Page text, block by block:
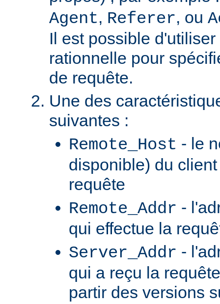
Agent, Referer, ou
Il est possible
rationnelle pour
de requête.
Une des
suivantes :
Remote_Host - le
disponible) du
requête
Remote_Addr -
qui effectue la
Server_Addr -
qui a reçu la
partir des versions